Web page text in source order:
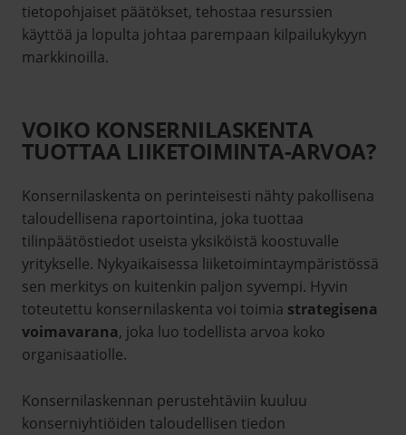
tietopohjaiset päätökset, tehostaa resurssien
käyttöä ja lopulta johtaa parempaan kilpailukykyyn
markkinoilla.
VOIKO KONSERNILASKENTA
TUOTTAA LIIKETOIMINTA-ARVOA?
Konsernilaskenta on perinteisesti nähty pakollisena
taloudellisena raportointina, joka tuottaa
tilinpäätöstiedot useista yksiköistä koostuvalle
yritykselle. Nykyaikaisessa liiketoimintaympäristössä
sen merkitys on kuitenkin paljon syvempi. Hyvin
toteutettu konsernilaskenta voi toimia strategisena
voimavarana, joka luo todellista arvoa koko
organisaatiolle.
Konsernilaskennan perustehtäviin kuuluu
konserniyhtiöiden taloudellisen tiedon